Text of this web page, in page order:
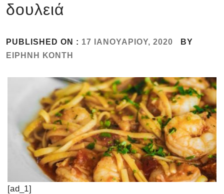
δουλειά
PUBLISHED ON : 17 ΙΑΝΟΥΑΡΊΟΥ, 2020
BY
ΕΙΡΉΝΗ ΚΌΝΤΗ
[ad_1]